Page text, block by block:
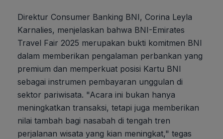
Direktur Consumer Banking BNI, Corina Leyla
Karnalies, menjelaskan bahwa BNI-Emirates
Travel Fair 2025 merupakan bukti komitmen BNI
dalam memberikan pengalaman perbankan yang
premium dan memperkuat posisi Kartu BNI
sebagai instrumen pembayaran unggulan di
sektor pariwisata. "Acara ini bukan hanya
meningkatkan transaksi, tetapi juga memberikan
nilai tambah bagi nasabah di tengah tren
perjalanan wisata yang kian meningkat," tegas